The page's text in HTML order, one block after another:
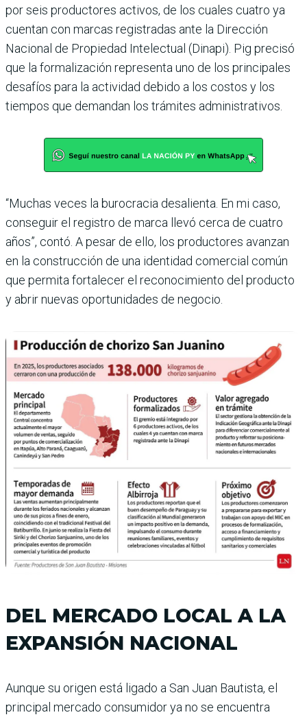
por seis productores activos, de los cuales cuatro ya
cuentan con marcas registradas ante la Dirección
Nacional de Propiedad Intelectual (Dinapi). Pig precisó
que la formalización representa uno de los principales
desafíos para la actividad debido a los costos y los
tiempos que demandan los trámites administrativos.
“Muchas veces la burocracia desalienta. En mi caso,
conseguir el registro de marca llevó cerca de cuatro
años”, contó. A pesar de ello, los productores avanzan
en la construcción de una identidad comercial común
que permita fortalecer el reconocimiento del producto
y abrir nuevas oportunidades de negocio.
DEL MERCADO LOCAL A LA
EXPANSIÓN NACIONAL
Aunque su origen está ligado a San Juan Bautista, el
principal mercado consumidor ya no se encuentra